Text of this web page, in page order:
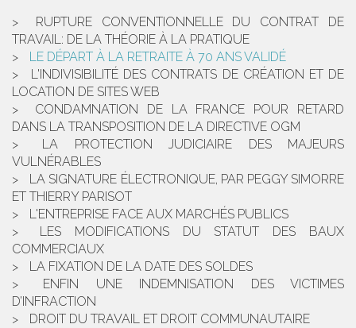
RUPTURE CONVENTIONNELLE DU CONTRAT DE
TRAVAIL: DE LA THÉORIE À LA PRATIQUE
LE DÉPART À LA RETRAITE À 70 ANS VALIDÉ
L'INDIVISIBILITÉ DES CONTRATS DE CRÉATION ET DE
LOCATION DE SITES WEB
CONDAMNATION DE LA FRANCE POUR RETARD
DANS LA TRANSPOSITION DE LA DIRECTIVE OGM
LA PROTECTION JUDICIAIRE DES MAJEURS
VULNÉRABLES
LA SIGNATURE ÉLECTRONIQUE, PAR PEGGY SIMORRE
ET THIERRY PARISOT
L'ENTREPRISE FACE AUX MARCHÉS PUBLICS
LES MODIFICATIONS DU STATUT DES BAUX
COMMERCIAUX
LA FIXATION DE LA DATE DES SOLDES
ENFIN UNE INDEMNISATION DES VICTIMES
D’INFRACTION
DROIT DU TRAVAIL ET DROIT COMMUNAUTAIRE